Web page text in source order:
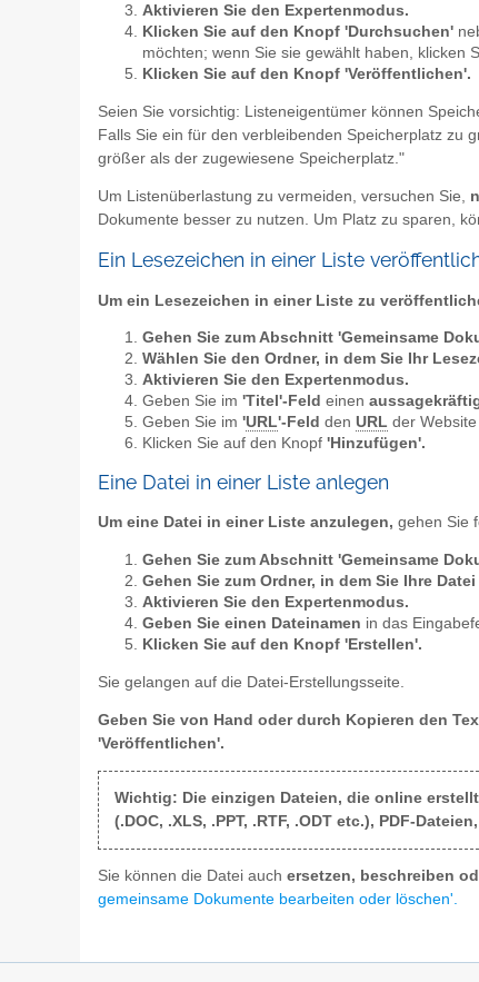
Aktivieren Sie den Expertenmodus.
Klicken Sie auf den Knopf 'Durchsuchen'
möchten; wenn Sie sie gewählt haben, klicken
Klicken Sie auf den Knopf 'Veröffentlichen'.
Seien Sie vorsichtig: Listeneigentümer können
Falls Sie ein für den verbleibenden Speicherplatz zu
größer als der zugewiesene Speicherplatz."
Um Listenüberlastung zu vermeiden, versuchen Sie,
Dokumente besser zu nutzen. Um Platz zu sparen,
Ein Lesezeichen in einer Liste
Um ein Lesezeichen in einer Liste zu
Gehen Sie zum Abschnitt 'Gemeinsame
Wählen Sie den Ordner, in dem Sie Ihr
Aktivieren Sie den Expertenmodus.
Geben Sie im 'Titel'-Feld einen
Geben Sie im 'URL'-Feld den URL der Website
Klicken Sie auf den Knopf 'Hinzufügen'.
Eine Datei in einer Liste anlegen
Um eine Datei in einer Liste anzulegen, gehen Sie
Gehen Sie zum Abschnitt 'Gemeinsame
Gehen Sie zum Ordner, in dem Sie Ihre
Aktivieren Sie den Expertenmodus.
Geben Sie einen Dateinamen in das
Klicken Sie auf den Knopf 'Erstellen'.
Sie gelangen auf die Datei-Erstellungsseite.
Geben Sie von Hand oder durch Kopieren den
'Veröffentlichen'.
Wichtig: Die einzigen Dateien, die online
(.DOC, .XLS, .PPT, .RTF, .ODT etc.), PDF-
Sie können die Datei auch ersetzen, beschreiben
gemeinsame Dokumente bearbeiten oder löschen'.